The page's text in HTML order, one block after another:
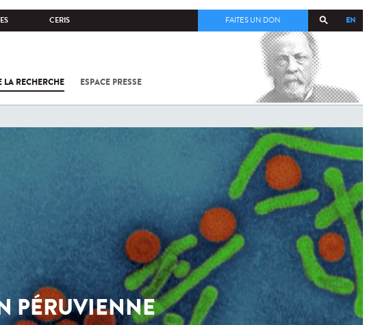
CERIS EN
FAITES UN DON
LA RECHERCHE ESPACE PRESSE
COV-2 /
À
PÉRUVIENNE